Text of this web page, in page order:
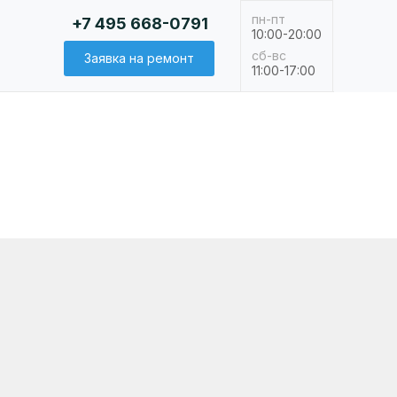
пн-пт
сб-вс
10:00-20:00
11:00-17:00
+7 495 668-0791
Заявка на ремонт